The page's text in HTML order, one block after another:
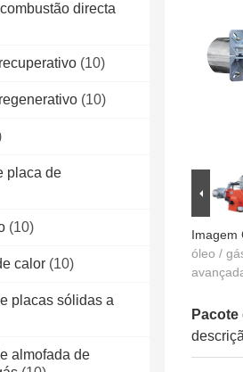
directa
(10)
(10)
placa de
(10)
calor (10)
placas sólidas a
almofada de
Imagem
óleo /